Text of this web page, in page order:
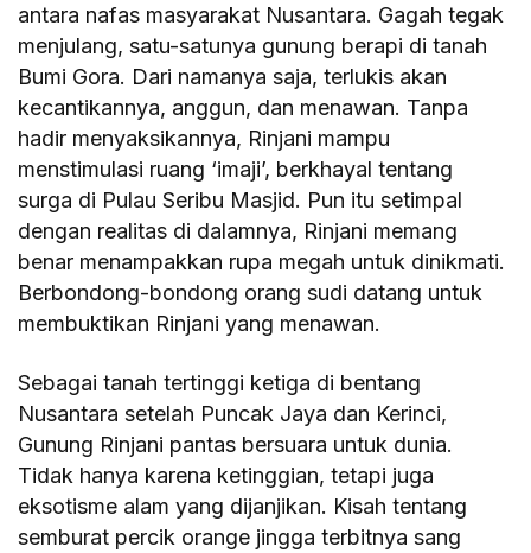
antara nafas masyarakat Nusantara. Gagah tegak
menjulang, satu-satunya gunung berapi di tanah
Bumi Gora. Dari namanya saja, terlukis akan
kecantikannya, anggun, dan menawan. Tanpa
hadir menyaksikannya, Rinjani mampu
menstimulasi ruang ‘imaji’, berkhayal tentang
surga di Pulau Seribu Masjid. Pun itu setimpal
dengan realitas di dalamnya, Rinjani memang
benar menampakkan rupa megah untuk dinikmati.
Berbondong-bondong orang sudi datang untuk
membuktikan Rinjani yang menawan.
Sebagai tanah tertinggi ketiga di bentang
Nusantara setelah Puncak Jaya dan Kerinci,
Gunung Rinjani pantas bersuara untuk dunia.
Tidak hanya karena ketinggian, tetapi juga
eksotisme alam yang dijanjikan. Kisah tentang
semburat percik orange jingga terbitnya sang